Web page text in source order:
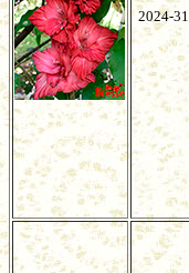
2024-31